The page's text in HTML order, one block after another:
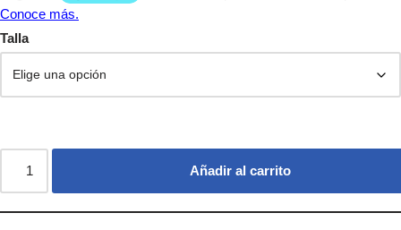
Talla
Añadir al carrito